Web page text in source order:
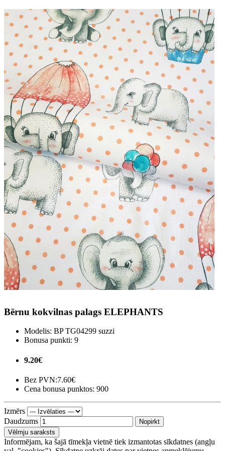
Bērnu kokvilnas palags ELEPHANTS
Modelis: BP TG04299 suzzi
Bonusa punkti: 9
9.20€
Bez PVN:7.60€
Cena bonusa punktos: 900
Izmērs
Daudzums
Nopirkt
Vēlmju saraksts
Informējam, ka šajā tīmekļa vietnē tiek izmantotas sīkdatnes (angļu